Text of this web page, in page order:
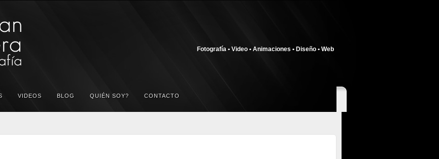
Fotografía • Video • Animaciones • Diseño • Web
VIDEOS BLOG QUIÉN SOY? CONTACTO